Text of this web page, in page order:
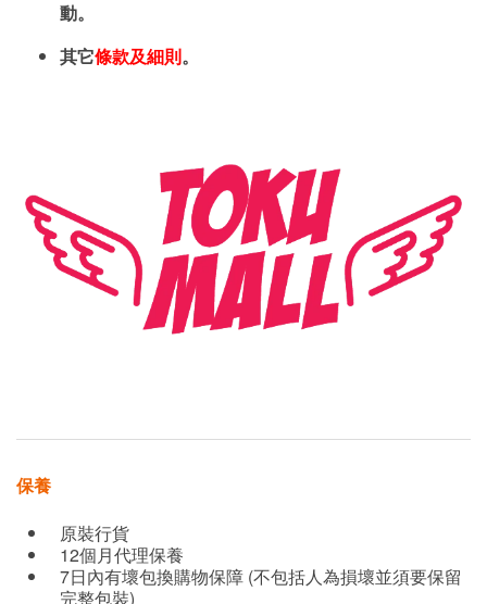
動。
其它條款及細則 。
保養
原裝行貨
12個月代理保養
7日內有壞包換購物保障 (不包括人為損壞並須要保留
完整包裝)